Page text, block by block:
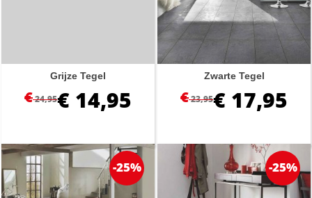
Grijze Tegel
€24,95€ 14,95
Zwarte Tegel
€23,95€ 17,95
-25% -25%